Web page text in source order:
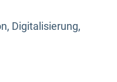
Digitalisierung,